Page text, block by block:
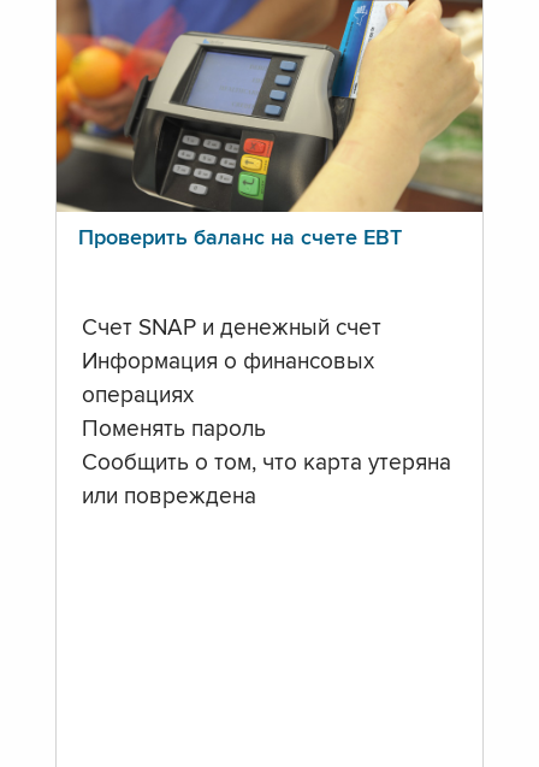
Проверить баланс на счете ЕВТ
Счет SNAP и денежный счет
Информация о финансовых
операциях
Поменять пароль
Сообщить о том, что карта утеряна
или повреждена